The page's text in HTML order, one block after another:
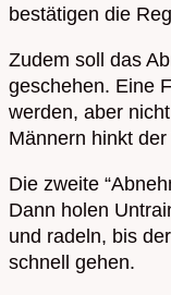
bestätigen die
Zudem soll das
geschehen. Eine
werden, aber
Männern hinkt
Die zweite
Dann holen
und radeln, bis
schnell gehen.